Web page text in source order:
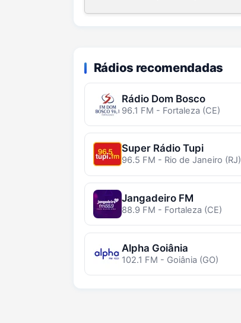
Rádios recomendadas
Rádio Dom Bosco
96.1 FM - Fortaleza (CE)
Super Rádio Tupi
96.5 FM - Rio de Janeiro (RJ)
Jangadeiro FM
88.9 FM - Fortaleza (CE)
Alpha Goiânia
102.1 FM - Goiânia (GO)